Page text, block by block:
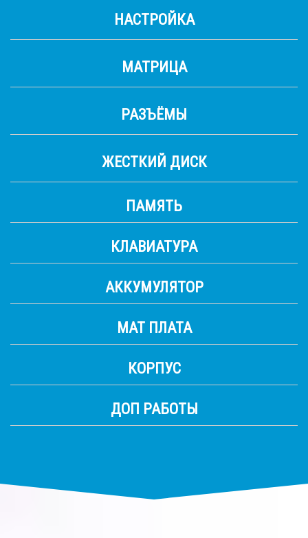
НАСТРОЙКА
МАТРИЦА
РАЗЪЁМЫ
ЖЕСТКИЙ ДИСК
ПАМЯТЬ
КЛАВИАТУРА
АККУМУЛЯТОР
МАТ ПЛАТА
КОРПУС
ДОП РАБОТЫ